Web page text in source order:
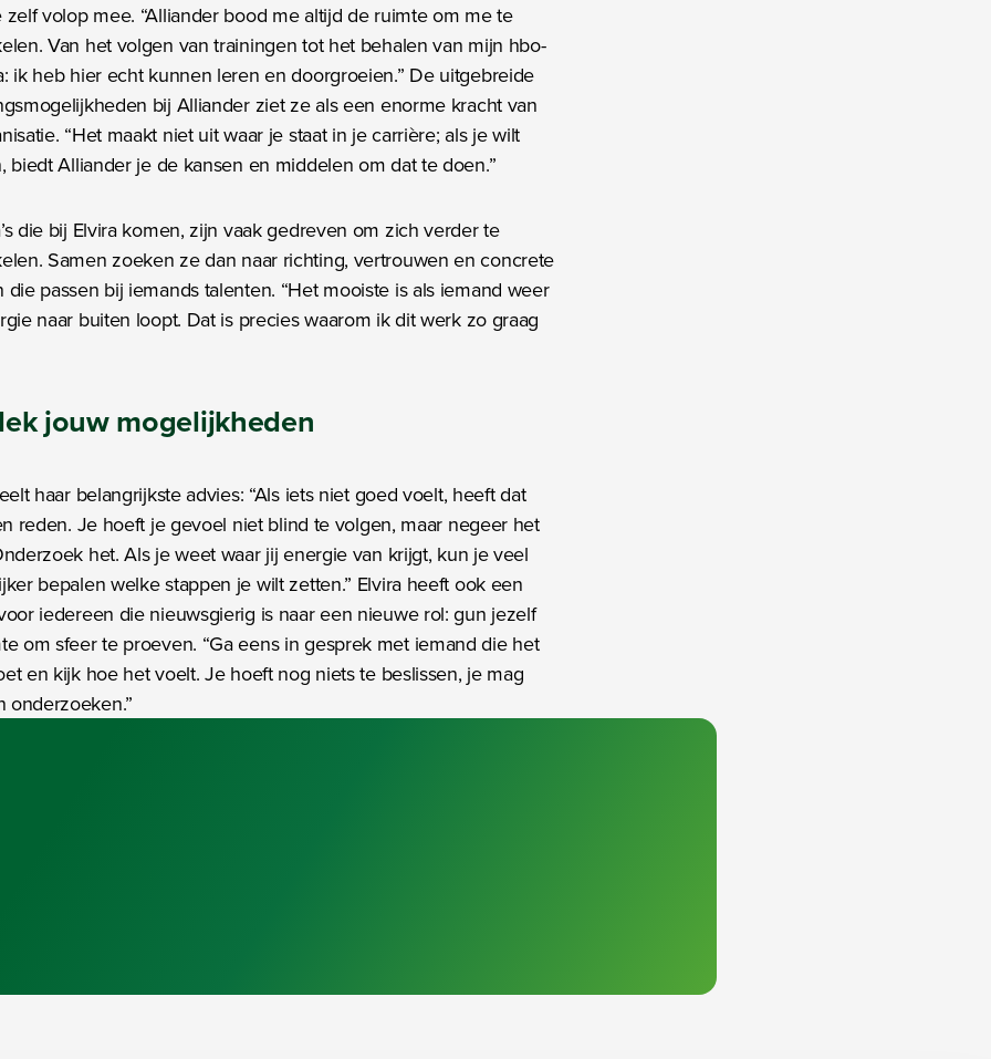
zelf volop mee. “Alliander bood me altijd de ruimte om me te
Van het volgen van trainingen tot het behalen van mijn hbo-
ik heb hier echt kunnen leren en doorgroeien.” De uitgebreide
bij Alliander ziet ze als een enorme kracht van
“Het maakt niet uit waar je staat in je carrière; als je wilt
biedt Alliander je de kansen en middelen om dat te doen.”
die bij Elvira komen, zijn vaak gedreven om zich verder te
Samen zoeken ze dan naar richting, vertrouwen en concrete
die passen bij iemands talenten. “Het mooiste is als iemand weer
naar buiten loopt. Dat is precies waarom ik dit werk zo graag
jouw mogelijkheden
haar belangrijkste advies: “Als iets niet goed voelt, heeft dat
reden. Je hoeft je gevoel niet blind te volgen, maar negeer het
het. Als je weet waar jij energie van krijgt, kun je veel
bepalen welke stappen je wilt zetten.” Elvira heeft ook een
iedereen die nieuwsgierig is naar een nieuwe rol: gun jezelf
om sfeer te proeven. “Ga eens in gesprek met iemand die het
en kijk hoe het voelt. Je hoeft nog niets te beslissen, je mag
onderzoeken.”